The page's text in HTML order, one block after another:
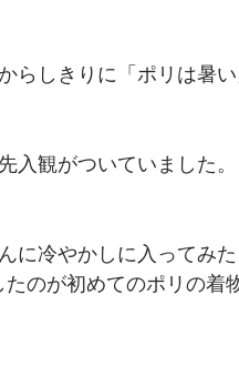
らしきりに「ポリは暑
観がついていました。
に冷やかしに入ってみ
のが初めてのポリの着